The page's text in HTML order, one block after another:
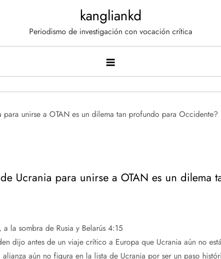
contenido
kangliankd
Periodismo de investigación con vocación crítica
Ucrania para unirse a OTAN es un dilema
la sombra de Rusia y Belarús 4:15
dijo antes de un viaje crítico a Europa que Ucrania aún no
aún no figura en la lista de Ucrania por ser un paso